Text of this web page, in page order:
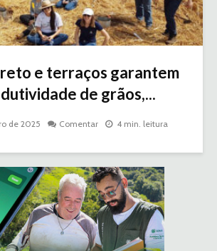
e terraços garantem
de grãos,...
de 2025 Comentar 4 min. leitura